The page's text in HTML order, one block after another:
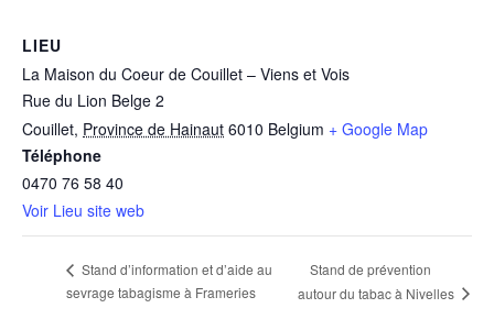
LIEU
La Maison du Coeur de Couillet – Viens et Vois
Rue du Lion Belge 2
Couillet, Province de Hainaut 6010 Belgium + Google Map
Téléphone
0470 76 58 40
Voir Lieu site web
Stand d’information et d’aide au
sevrage tabagisme à Frameries
Stand de prévention
autour du tabac à Nivelles